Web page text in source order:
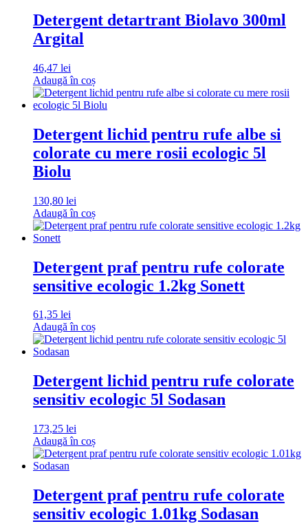
Detergent detartrant Biolavo 300ml
Argital
46,47 lei
Adaugă în coș
Detergent lichid pentru rufe albe si
colorate cu mere rosii ecologic 5l
Biolu
130,80 lei
Adaugă în coș
Detergent praf pentru rufe colorate
sensitive ecologic 1.2kg Sonett
61,35 lei
Adaugă în coș
Detergent lichid pentru rufe colorate
sensitiv ecologic 5l Sodasan
173,25 lei
Adaugă în coș
Detergent praf pentru rufe colorate
sensitiv ecologic 1.01kg Sodasan